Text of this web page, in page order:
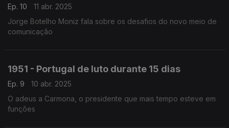
Ep. 10
11 abr. 2025
Jorge Botelho Moniz fala sobre os desafios do novo meio de
comunicação
1951 - Portugal de luto durante 15 dias
Ep. 9
10 abr. 2025
O adeus a Carmona, o presidente que mais tempo esteve em
funções